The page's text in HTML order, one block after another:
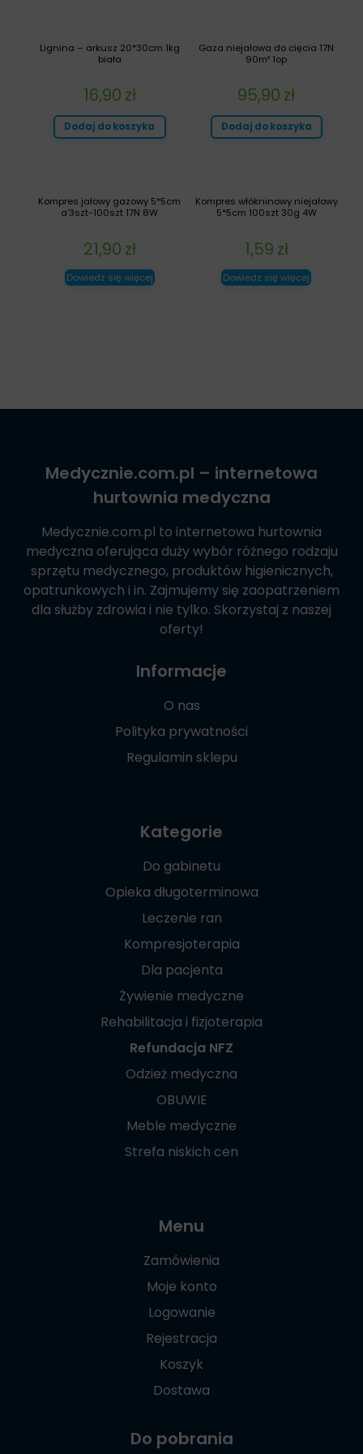
Gaza niejałowa do cięcia 17N
90m² 1op
95,90 zł
Dodaj do koszyka
Lignina – arkusz 20*30cm 1kg
biała
16,90 zł
Dodaj do koszyka
Kompres włókninowy niejałowy
5*5cm 100szt 30g 4W
1,59 zł
Dowiedz się więcej
Kompres jałowy gazowy 5*5cm
a’3szt-100szt 17N 8W
21,90 zł
Dowiedz się więcej
Medycznie.com.pl – internetowa
hurtownia medyczna
Medycznie.com.pl to internetowa hurtownia
medyczna oferująca duży wybór różnego rodzaju
sprzętu medycznego, produktów higienicznych,
opatrunkowych i in. Zajmujemy się zaopatrzeniem
dla służby zdrowia i nie tylko. Skorzystaj z naszej
oferty!
Informacje
O nas
Polityka prywatności
Regulamin sklepu
Kategorie
Do gabinetu
Opieka długoterminowa
Leczenie ran
Kompresjoterapia
Dla pacjenta
Żywienie medyczne
Rehabilitacja i fizjoterapia
Refundacja NFZ
Odzież medyczna
OBUWIE
Meble medyczne
Strefa niskich cen
Menu
Zamówienia
Moje konto
Logowanie
Rejestracja
Koszyk
Dostawa
Do pobrania